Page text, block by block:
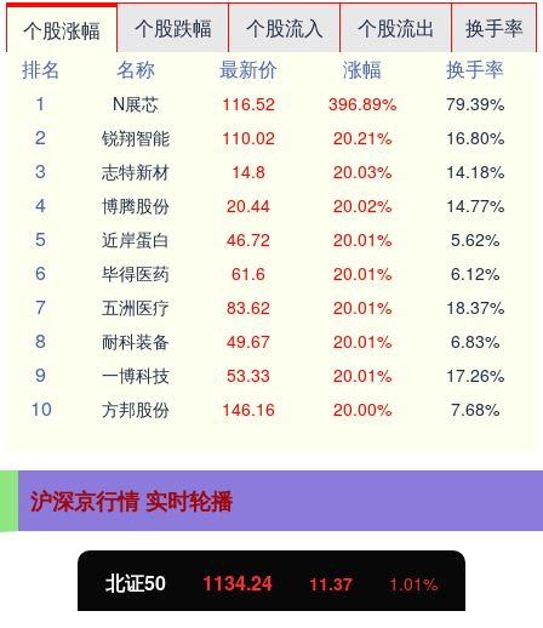
个股涨幅 个股跌幅 个股流入 个股流出
换手率
排名
名称 最新价 涨幅
换手率
1
N展芯 116.52 396.89% 79.39%
2 锐翔智能 110.02 20.21% 16.80%
3 志特新材 14.8 20.03% 14.18%
4 博腾股份 20.44 20.02% 14.77%
5 近岸蛋白 46.72 20.01% 5.62%
6 毕得医药 61.6 20.01% 6.12%
7 五洲医疗 83.62 20.01% 18.37%
8 耐科装备 49.67 20.01% 6.83%
9 一博科技 53.33 20.01% 17.26%
10 方邦股份 146.16 20.00% 7.68%
沪深京行情 实时轮播
北证50 1134.24 11.37 1.01%